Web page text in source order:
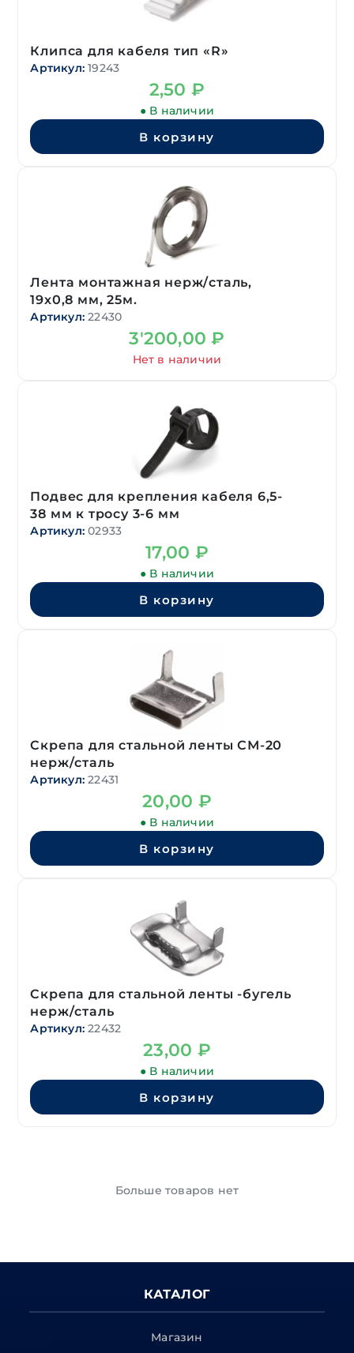
Клипса для кабеля тип «R»
Артикул: 19243
2,50 ₽
● В наличии
В корзину
Лента монтажная нерж/сталь,
19х0,8 мм, 25м.
Артикул: 22430
3'200,00₽
Нет в наличии
Подвес для крепления кабеля 6,5-
38 мм к тросу 3-6 мм
Артикул: 02933
17,00 ₽
● В наличии
В корзину
Скрепа для стальной ленты СМ-20
нерж/сталь
Артикул: 22431
20,00 ₽
● В наличии
В корзину
Скрепа для стальной ленты -бугель
нерж/сталь
Артикул: 22432
23,00 ₽
● В наличии
В корзину
Больше товаров нет
КАТАЛОГ
Магазин